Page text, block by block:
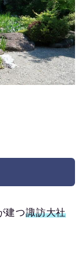
建つ諏訪大社